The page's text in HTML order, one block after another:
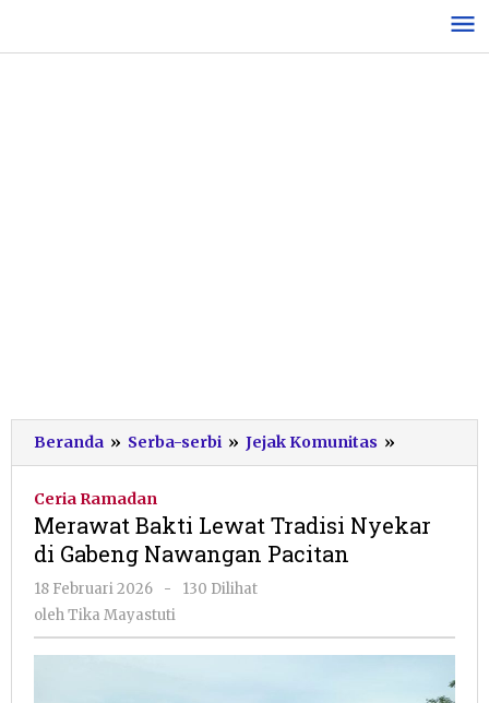
konten
Beranda » Serba-serbi » Jejak Komunitas »
Bakti
Nyekar
Ceria Ramadan
Merawat Bakti Lewat Tradisi Nyekar
di Gabeng Nawangan Pacitan
18 Februari 2026
oleh
Tika
-
130 Dilihat
olehTika Mayastuti